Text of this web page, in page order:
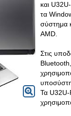
και
τα
σύστημα
AMD.
Στις
Τα U32U-